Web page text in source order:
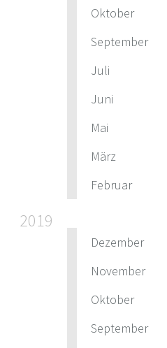
Oktober
September
Juli
Juni
Mai
März
Februar
2019
Dezember
November
Oktober
September